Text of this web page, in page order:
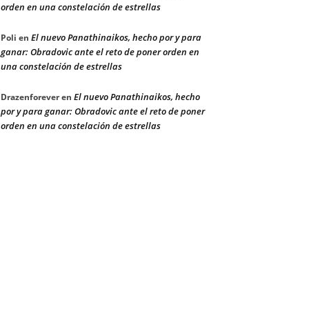
orden en una constelación de estrellas
Poli en El nuevo Panathinaikos, hecho por y para
ganar: Obradovic ante el reto de poner orden en
una constelación de estrellas
Drazenforeveren El nuevo Panathinaikos, hecho
por y para ganar: Obradovic ante el reto de poner
orden en una constelación de estrellas